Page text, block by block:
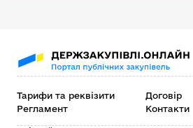
Тарифи та реквізити
Договір
Регламент
Контакти